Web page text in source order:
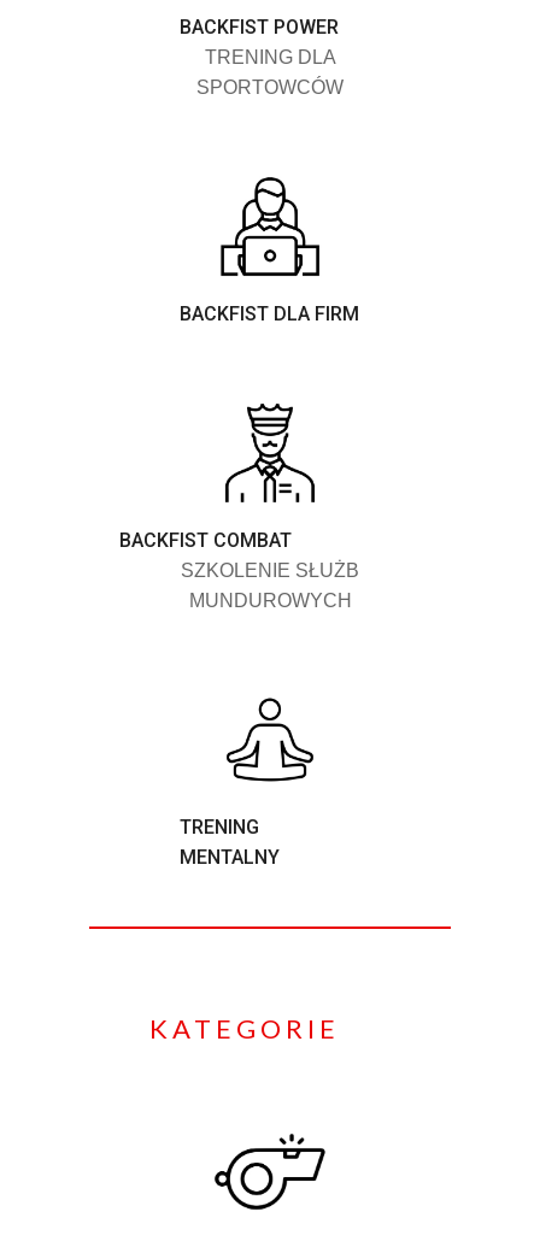
BACKFIST POWER
TRENING DLA
SPORTOWCÓW
BACKFIST DLA FIRM
BACKFIST COMBAT
SZKOLENIE SŁUŻB
MUNDUROWYCH
TRENING
MENTALNY
KATEGORIE